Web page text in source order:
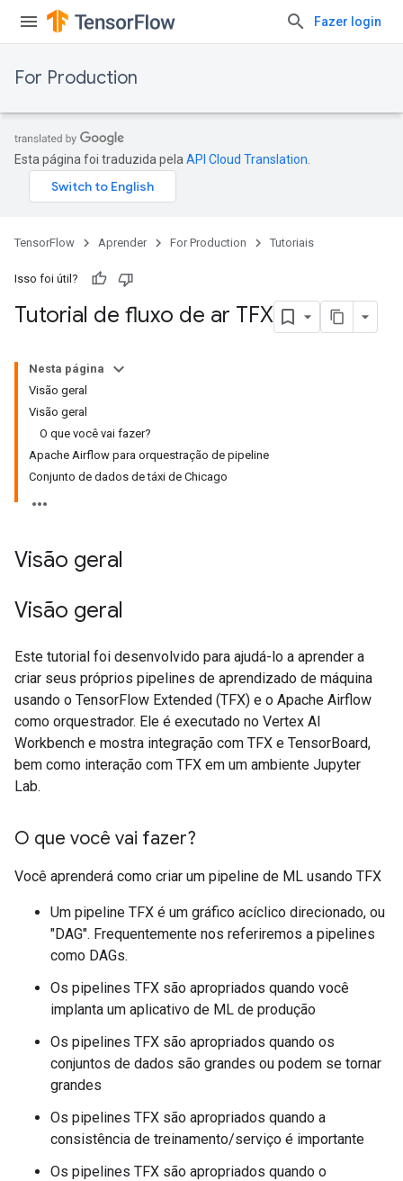
Fazer login
For Production
Esta página foi traduzida pela API Cloud Translation
TensorFlow Aprender For Production Tutoriais
Isso foi útil?
Tutorial de fluxo de ar TFX
Nesta página
Visão geral
Visão geral
O que você vai fazer?
Apache Airflow para orquestração de pipeline
Conjunto de dados de táxi de Chicago
Visão geral
Visão geral
Este tutorial foi desenvolvido para ajudá-lo a aprender a
criar seus próprios pipelines de aprendizado de máquina
usando o TensorFlow Extended (TFX) e o Apache Airflow
como orquestrador. Ele é executado no Vertex AI
Workbench e mostra integração com TFX e TensorBoard,
bem como interação com TFX em um ambiente Jupyter
Lab.
O que você vai fazer?
Você aprenderá como criar um pipeline de ML usando TFX
Um pipeline TFX é um gráfico acíclico direcionado, ou
"DAG". Frequentemente nos referiremos a pipelines
como DAGs.
Os pipelines TFX são apropriados quando você
implanta um aplicativo de ML de produção
Os pipelines TFX são apropriados quando os
conjuntos de dados são grandes ou podem se tornar
grandes
Os pipelines TFX são apropriados quando a
consistência de treinamento/serviço é importante
Os pipelines TFX são apropriados quando o